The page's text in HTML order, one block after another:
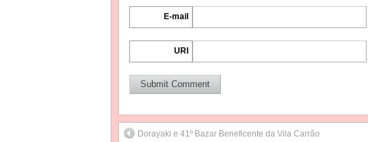
E-mail
URI
Dorayaki e 41º Bazar Beneficente da Vila Carrão